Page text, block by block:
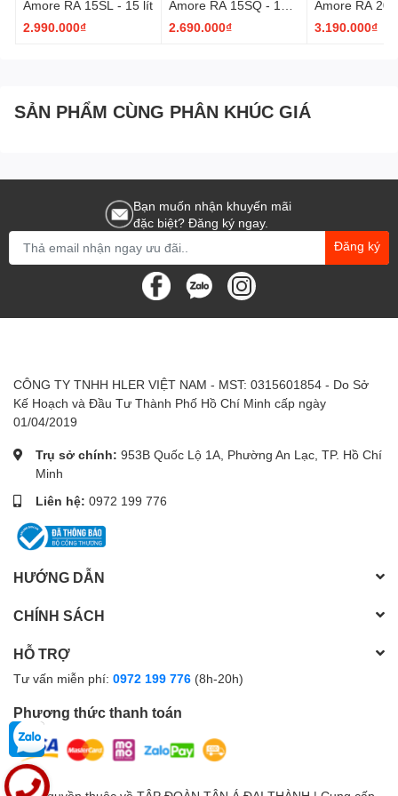
Amore RA 15SL - 15 lít
2.990.000₫
Amore RA 15SQ - 15
lít
2.690.000₫
Amore RA
3.190.000₫
SẢN PHẨM CÙNG PHÂN KHÚC GIÁ
Bạn muốn nhận khuyến mãi
đặc biệt? Đăng ký ngay.
Đăng ký
CÔNG TY TNHH HLER VIỆT NAM - MST: 0315601854 - Do Sở
Kế Hoạch và Đầu Tư Thành Phố Hồ Chí Minh cấp ngày
01/04/2019
Trụ sở chính: 953B Quốc Lộ 1A, Phường An Lạc, TP. Hồ Chí
Minh
Liên hệ: 0972 199 776
HƯỚNG DẪN
CHÍNH SÁCH
HỖ TRỢ
Tư vấn miễn phí: 0972 199 776 (8h-20h)
Phương thức thanh toán